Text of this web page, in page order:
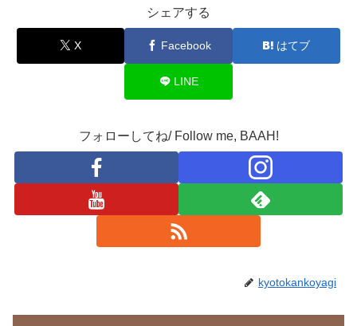
シェアする
X Facebook はてブ
LINE
フォローしてね/ Follow me, BAAH!
kyotokankoyagi